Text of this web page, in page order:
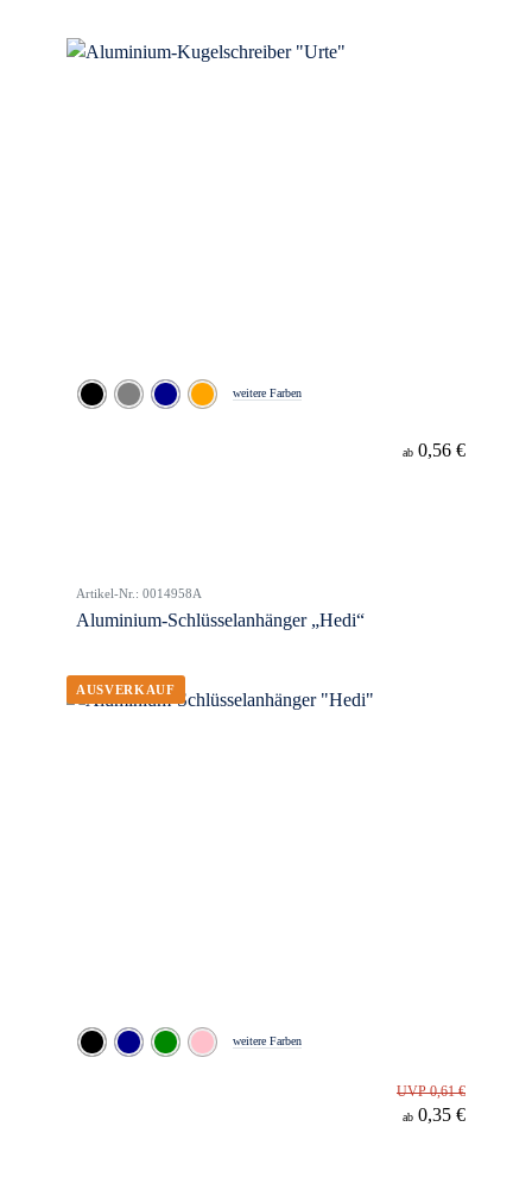
weitere Farben
ab 0,56 €
Artikel-Nr.: 0014958A
Aluminium-Schlüsselanhänger „Hedi“
weitere Farben
UVP 0,61 €
ab 0,35 €